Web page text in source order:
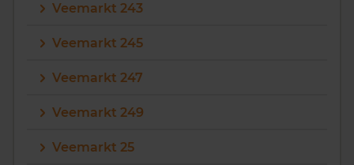
Veemarkt 243
Veemarkt 245
Veemarkt 247
Veemarkt 249
Veemarkt 25